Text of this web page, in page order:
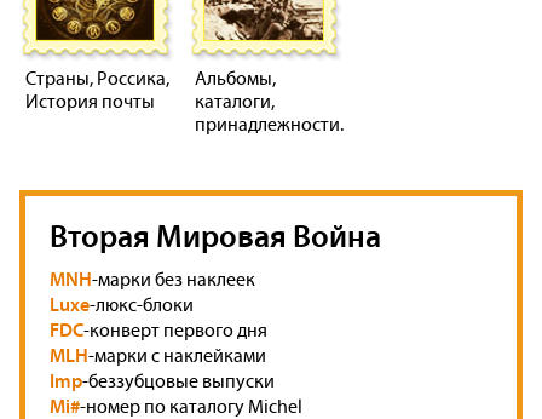
Страны, Россика,
История почты
Альбомы,
каталоги,
принадлежности.
Вторая Мировая Война
MNH-марки без наклеек
Luxe-люкс-блоки
FDC-конверт первого дня
MLH-марки с наклейками
Imp-беззубцовые выпуски
Mi#-номер по каталогу Michel